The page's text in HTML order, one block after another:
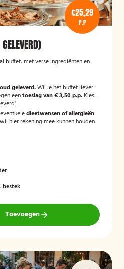
€25,29
P.P
buffet, met verse ingrediënten en
geleverd.Wil je het buffet liever
eentoeslag van € 3,50 p.p. Kies
dieetwensen of allergieën
hier rekening mee kunnen houden.
bestek
Toevoegen